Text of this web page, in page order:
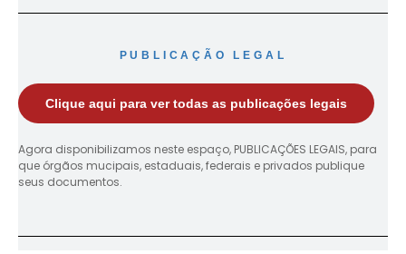
PUBLICAÇÃO LEGAL
Clique aqui para ver todas as publicações legais
Agora disponibilizamos neste espaço, PUBLICAÇÕES LEGAIS, para
que órgãos mucipais, estaduais, federais e privados publique
seus documentos.